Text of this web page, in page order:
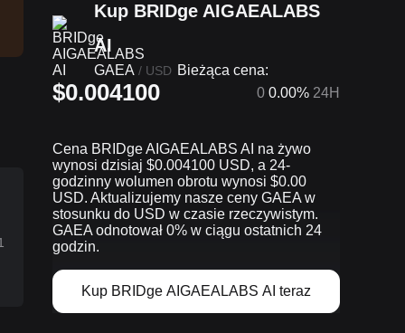
Kup BRIDge AIGAEALABS
AI
GAEA / USD Bieżąca cena:
$0.004100 0 0.00% 24H
Cena BRIDge AIGAEALABS AI na żywo
wynosi dzisiaj $0.004100 USD, a 24-
godzinny wolumen obrotu wynosi $0.00
USD. Aktualizujemy nasze ceny GAEA w
stosunku do USD w czasie rzeczywistym.
GAEA odnotował 0% w ciągu ostatnich 24
godzin.
Kup BRIDge AIGAEALABS AI teraz